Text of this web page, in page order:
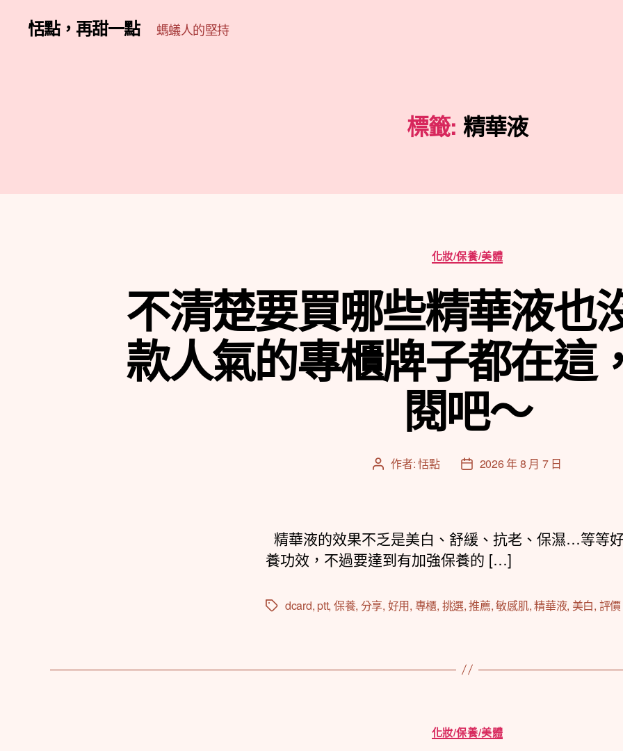
恬點，再甜一點 螞蟻人的堅持
標籤: 精華液
分
類
化妝/保養/美體
不清楚要買哪些精華液也
款人氣的專櫃牌子都在這
閱吧～
文 作者:恬點
文
日
期
2026 年 8 月 7 日
精華液的效果不乏是美白、舒緩、抗老、保濕…等等
養功效，不過要達到有加強保養的 […]
標 dcard, ptt, 保養, 分享, 好用, 專櫃, 挑選,推薦,敏感肌,精華液, 美白, 評價
分
類
化妝/保養/美體